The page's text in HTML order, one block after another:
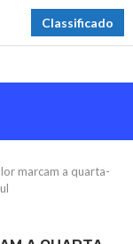
Classificado
marcam a quarta-